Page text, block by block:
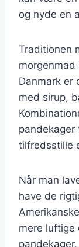
og nyde en
Traditionen
morgenmad
Danmark
med sirup,
pandekager
tilfredsstille
Når man
have de
mere luftige